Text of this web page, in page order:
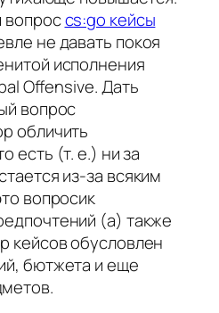
вопросcs:go кейсы
не давать покоя
исполнения
Offensive. Дать
вопрос
обличить
есть (т. е.) ни за
из-за всяким
вопросик
(а) также
кейсов обусловлен
бютжета и еще